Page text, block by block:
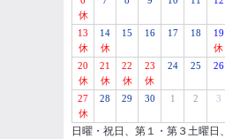
休
13
休
14
休
15 16 17 18
19
休
20
休
21
休
22
休
23
休
24 25 26
27
休
28 29 30 1 2 3
日曜・祝日、第１・第３土曜日、